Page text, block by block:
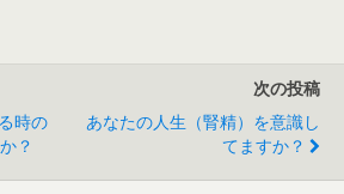
時の
？
次の投稿
あなたの人生（腎精）を意識し
てますか？